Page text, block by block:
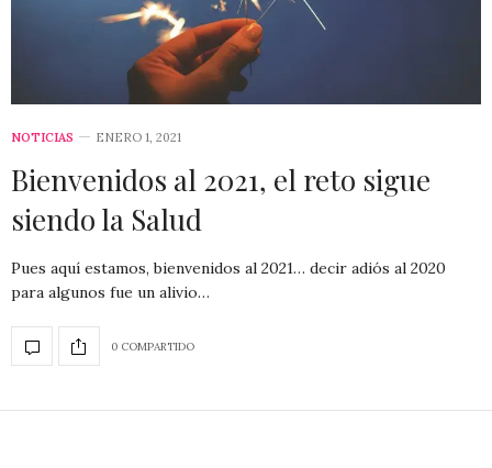
NOTICIAS ENERO 1, 2021
Bienvenidos al 2021, el reto sigue
siendo la Salud
Pues aquí estamos, bienvenidos al 2021… decir adiós al 2020
para algunos fue un alivio…
0 COMPARTIDO